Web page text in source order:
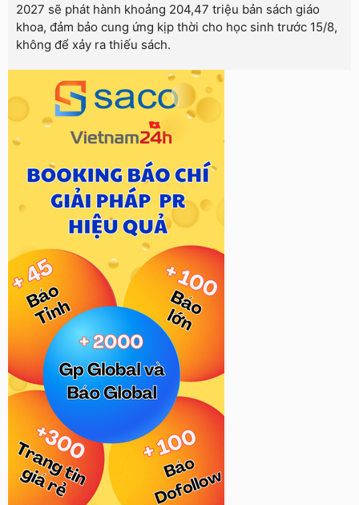
2027 sẽ phát hành khoảng 204,47 triệu bản sách giáo
khoa, đảm bảo cung ứng kịp thời cho học sinh trước 15/8,
không để xảy ra thiếu sách.